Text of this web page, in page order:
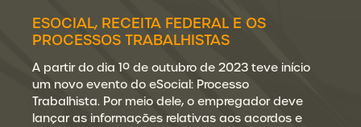
ESOCIAL, RECEITA FEDERAL E OS
PROCESSOS TRABALHISTAS
A partir do dia 1º de outubro de 2023 teve início
um novo evento do eSocial: Processo
Trabalhista. Por meio dele, o empregador deve
lançar as informações relativas aos acordos e